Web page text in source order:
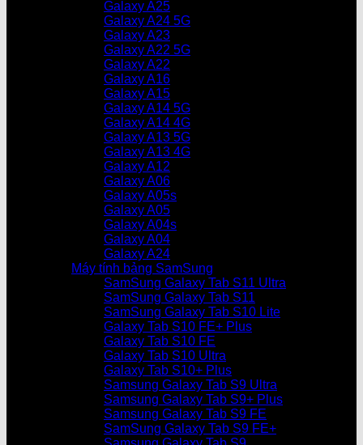
Galaxy A25
Galaxy A24 5G
Galaxy A23
Galaxy A22 5G
Galaxy A22
Galaxy A16
Galaxy A15
Galaxy A14 5G
Galaxy A14 4G
Galaxy A13 5G
Galaxy A13 4G
Galaxy A12
Galaxy A06
Galaxy A05s
Galaxy A05
Galaxy A04s
Galaxy A04
Galaxy A24
Máy tính bảng SamSung
SamSung Galaxy Tab S11 Ultra
SamSung Galaxy Tab S11
SamSung Galaxy Tab S10 Lite
Galaxy Tab S10 FE+ Plus
Galaxy Tab S10 FE
Galaxy Tab S10 Ultra
Galaxy Tab S10+ Plus
Samsung Galaxy Tab S9 Ultra
Samsung Galaxy Tab S9+ Plus
Samsung Galaxy Tab S9 FE
SamSung Galaxy Tab S9 FE+